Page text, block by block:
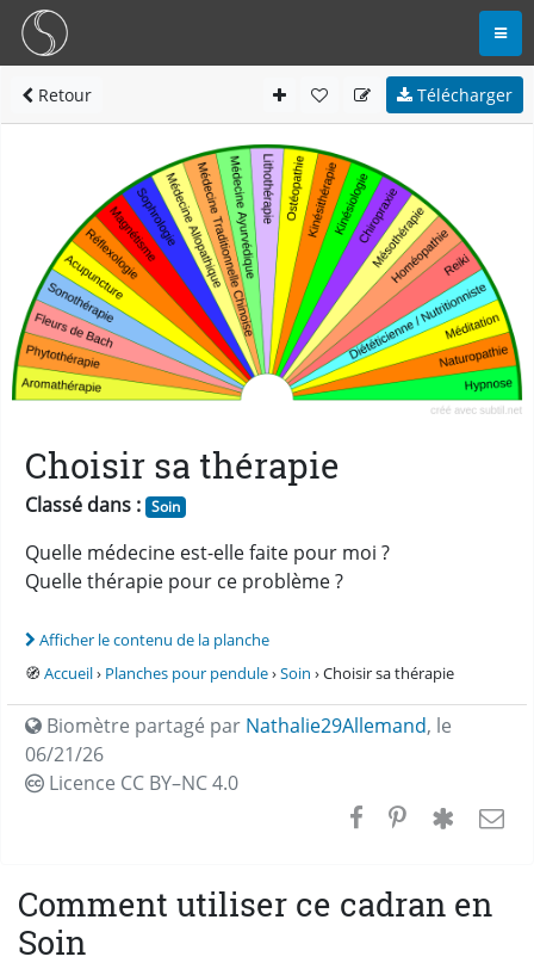
Retour Télécharger
Choisir sa thérapie
Classé dans : Soin
Quelle médecine est-elle faite pour moi ?
Quelle thérapie pour ce problème ?
Afficher le contenu de la planche
🧭 Accueil› Planches pour pendule›Soin › Choisir sa thérapie
Biomètre partagé par Nathalie29Allemand, le
06/21/26
Licence CC BY–NC 4.0
Comment utiliser ce cadran en
Soin